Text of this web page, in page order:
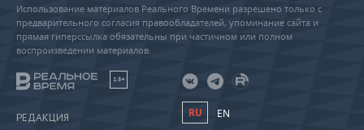
Использование материалов Реального Времени разрешено только с
предварительного согласия правообладателей, упоминание сайта и
прямая гиперссылка обязательны при частичном или полном
воспроизведении материалов.
18+
РЕДАКЦИЯ
RU EN